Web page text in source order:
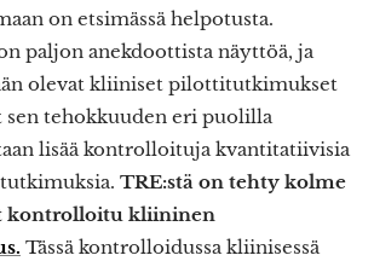
on etsimässä helpotusta.
paljon anekdoottista näyttöä, ja
olevat kliiniset pilottitutkimukset
sen tehokkuuden eri puolilla
lisää kontrolloituja kvantitatiivisia
TRE:stä on tehty kolme
kontrolloitu kliininen
Tässä kontrolloidussa kliinisessä